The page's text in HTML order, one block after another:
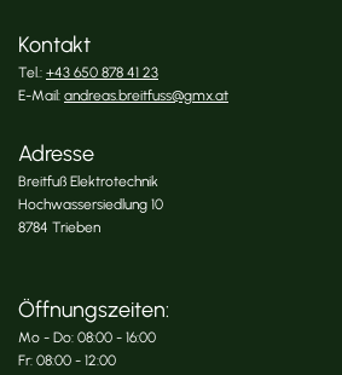
Kontakt
Tel.: +43 650 878 41 23
E-Mail: andreas.breitfuss@gmx.at
Adresse
Breitfuß Elektrotechnik
Hochwassersiedlung 10
8784 Trieben
Öffnungszeiten:
Mo - Do: 08:00 - 16:00
Fr: 08:00 - 12:00